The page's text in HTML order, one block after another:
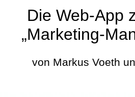
Die Web-App
„Marketing-
von Markus Voeth